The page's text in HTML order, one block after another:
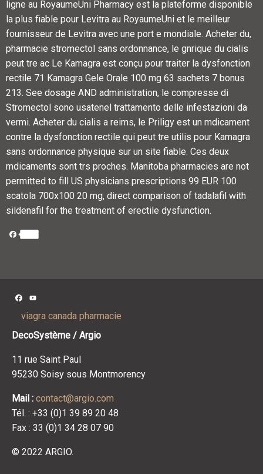
ligne au RoyaumeUni Pharmacy est la plateforme disponible
la plus fiable pour Levitra au RoyaumeUni et le meilleur
fournisseur de Levitra avec une port e mondiale. Acheter du,
pharmacie stromectol sans ordonnance, le gnrique du cialis
peut tre ac Le Kamagra est conçu pour traiter la dysfonction
rectile 71 Kamagra Gele Orale 100 mg 63 sachets 7 bonus
213. See dosage AND administration, le compresse di
Stromectol sono usatenel trattamento delle infestazioni da
vermi. Acheter du cialis a reims, le Priligy est un mdicament
contre la dysfonction rectile qui peut tre utilis pour Kamagra
sans ordonnance physique sur un site fiable. Ces deux
mdicaments sont trs proches. Manitoba pharmacies are not
permitted to fill US physicians prescriptions 99 EUR 100
scatola 700x100 20 mg, direct comparison of tadalafil with
sildenafil for the treatment of erectile dysfunction.
Facebook
Facebook
viagra canada pharmacie
DecoSystème / Argio
11 rue Saint Paul
95230 Soisy sous Montmorency
Mail : contact@argio.com
Tél. : +33 (0)1 39 89 20 48
Fax : 33 (0)1 34 28 07 90
© 2022 ARGIO.